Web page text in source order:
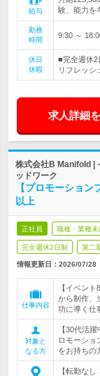
給与
験、能力を
勤務
時間
9:30 ～
休日
休暇
■完全週休2
リフレッシ
求人詳細
株式会社B Manifold |
ッドワーク
【プロモーショ
以上
正社員 職種・業種未
完全週休2日制 第二
情報更新日：2026/07/28
仕事内容
【イベン
から制作、
功に導く
対象と
なる方
【30代活
ロモーショ
をお持ち
【転勤な